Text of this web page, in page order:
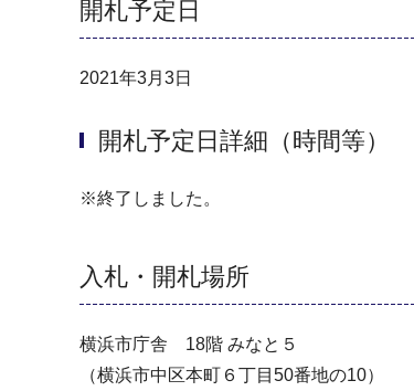
開札予定日
2021年3月3日
開札予定日詳細（時間等）
※終了しました。
入札・開札場所
横浜市庁舎 18階 みなと５
（横浜市中区本町６丁目50番地の10）